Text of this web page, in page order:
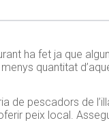
ha fet ja que
quantitat
de pescadors de
peix local.